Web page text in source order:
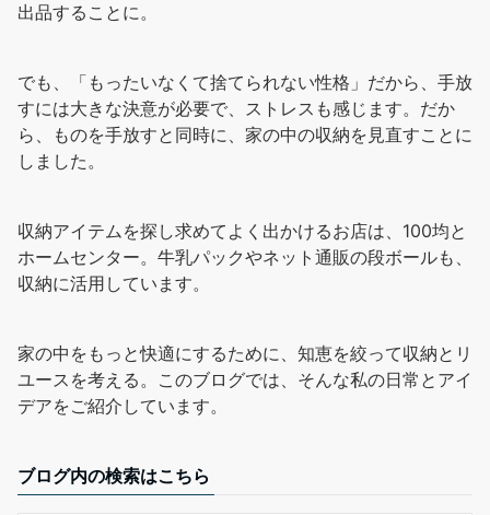
出品することに。
でも、「もったいなくて捨てられない性格」だから、手放
すには大きな決意が必要で、ストレスも感じます。だか
ら、ものを手放すと同時に、家の中の収納を見直すことに
しました。
収納アイテムを探し求めてよく出かけるお店は、100均と
ホームセンター。牛乳パックやネット通販の段ボールも、
収納に活用しています。
家の中をもっと快適にするために、知恵を絞って収納とリ
ユースを考える。このブログでは、そんな私の日常とアイ
デアをご紹介しています。
ブログ内の検索はこちら